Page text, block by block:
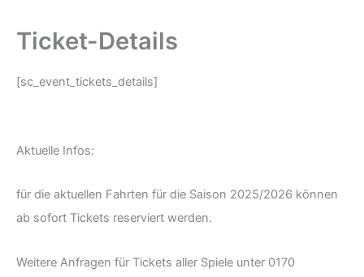
Ticket-Details
[sc_event_tickets_details]
Aktuelle Infos:
für die aktuellen Fahrten für die Saison 2025/2026 können
ab sofort Tickets reserviert werden.
Weitere Anfragen für Tickets aller Spiele unter 0170